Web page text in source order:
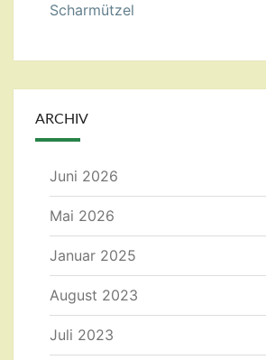
Scharmützel
ARCHIV
Juni 2026
Mai 2026
Januar 2025
August 2023
Juli 2023